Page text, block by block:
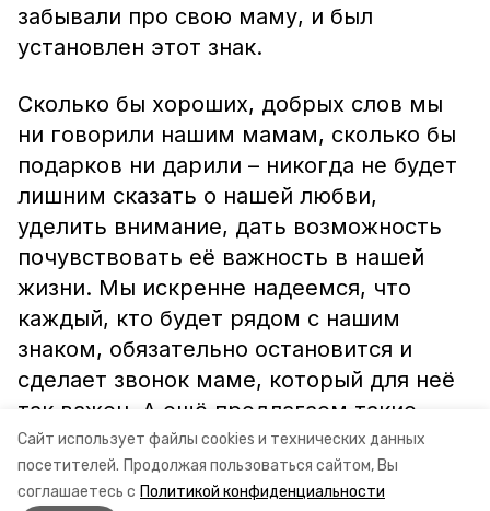
Сайт использует файлы cookies и технических данных
посетителей. Продолжая пользоваться сайтом, Вы
соглашаетесь с Политикой конфиденциальности
забывали про свою маму, и был
установлен этот знак.
Сколько бы хороших, добрых слов мы
ни говорили нашим мамам, сколько бы
подарков ни дарили – никогда не будет
лишним сказать о нашей любви,
уделить внимание, дать возможность
почувствовать её важность в нашей
жизни. Мы искренне надеемся, что
каждый, кто будет рядом с нашим
знаком, обязательно остановится и
сделает звонок маме, который для неё
так важен. А ещё предлагаем такие
знаки установить во всех
муниципальных образованиях
Новоалександровского района.